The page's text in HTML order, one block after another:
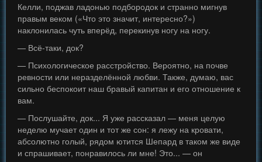
Келли, поджав ладонью подбородок и странно мигнув
правым веком («Что это значит, интересно?»)
наклонилась чуть вперёд, перекинув ногу на ногу.
— Всё-таки, док?
— Психологическое расстройство. Вероятно, на почве
ревности или неразделённой любви. Также, думаю, вас
сильно беспокоит наш бравый капитан и его отношение к
вам.
— Послушайте, док... Я уже рассказал — меня целую
неделю мучает один и тот же сон: я лежу на кровати,
абсолютно голый, рядом ютится Шепард в таком же виде
и спрашивает, понравилось ли мне! Это... — он